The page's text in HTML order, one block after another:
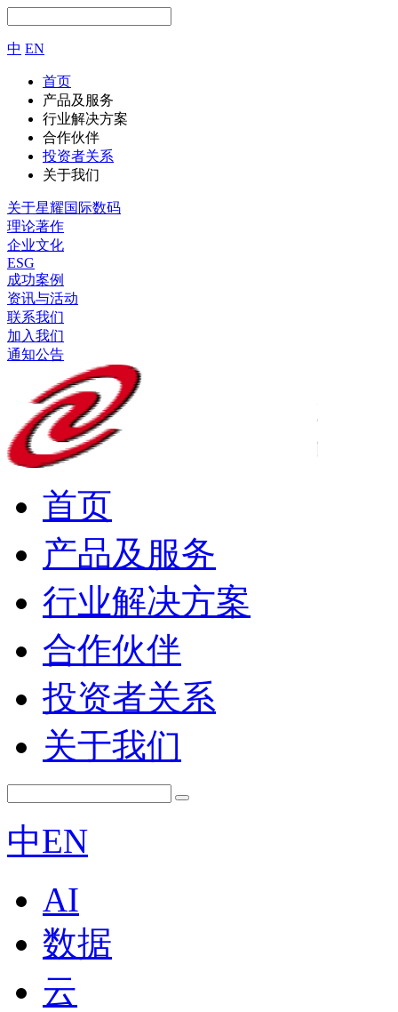
中 EN
首页
产品及服务
行业解决方案
合作伙伴
投资者关系
关于我们
关于星耀国际数码
理论著作
企业文化
ESG
成功案例
资讯与活动
联系我们
加入我们
通知公告
首页
产品及服务
行业解决方案
合作伙伴
投资者关系
关于我们
中EN
AI
数据
云